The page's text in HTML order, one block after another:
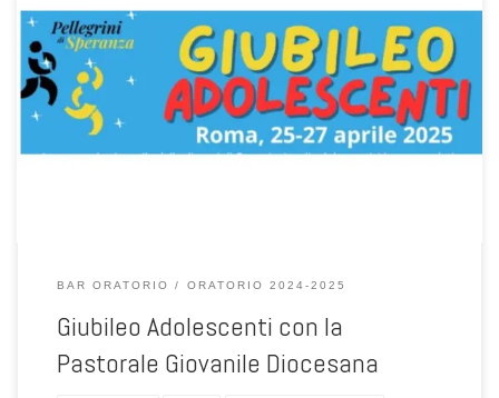
Roma, 25-27 aprile 2025 – Aperte le iscrizioni su Sansone: entro il
15/1/2025,con versamento dell’acconto, come richiesto dalla
Pastorale Giovanile.
BAR ORATORIO ORATORIO 2024-2025
Giubileo Adolescenti con la
Pastorale Giovanile Diocesana